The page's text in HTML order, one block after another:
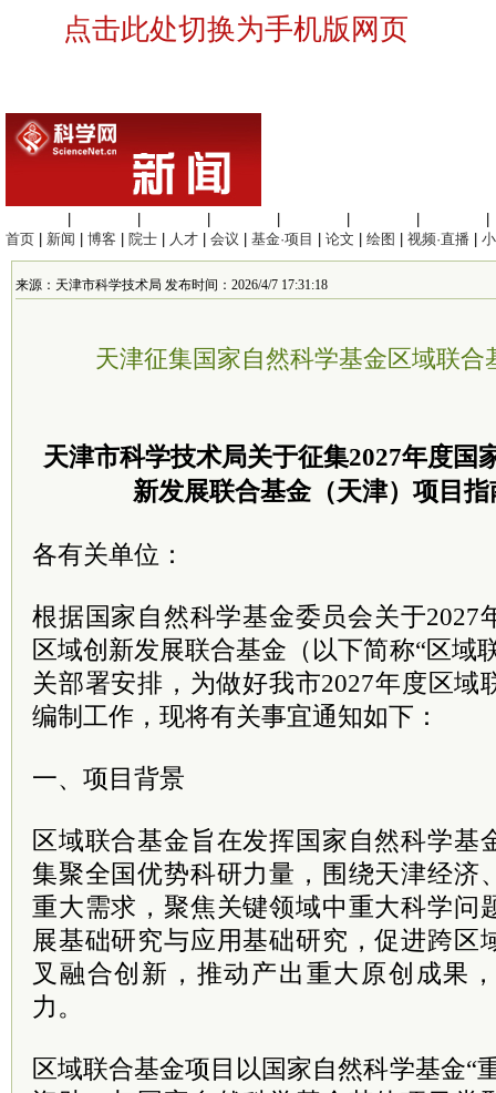
点击此处切换为手机版网页
首页
新闻 博客 院士 人才 会议 基金·项目 论文 绘图 视频·直播
来源：天津市科学技术局 发布时间：2026/4/7 17:31:18
天津征集国家自然科学基金区域联合
天津市科学技术局关于征集2027年度国
新发展联合基金 （天津）项目
各有关单位：
根据国家自然科学基金委员会关于2027
区域创新发展联合基金（以下简称“区域
关部署安排，为做好我市2027年度区域
编制工作，现将有关事宜通知如下：
一、项目背景
区域联合基金旨在发挥国家自然科学基
集聚全国优势科研力量，围绕天津经济
重大需求，聚焦关键领域中重大科学问
展基础研究与应用基础研究，促进跨区
叉融合创新，推动产出重大原创成果
力。
区域联合基金项目以国家自然科学基金“